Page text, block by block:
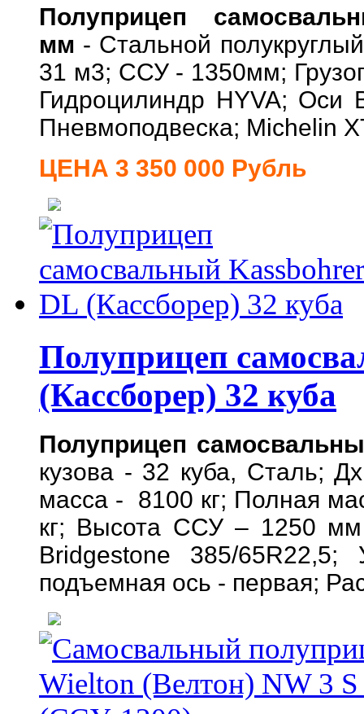
Полуприцеп
мм - Стальной
31 м3; ССУ - 1350мм;
Гидроцилиндр HYVA; Оси
Пневмоподвеска; Michelin
ЦЕНА 3 350 000 Рубль
Полуприцеп
(Кассборер) 32 куба
Полуприцеп
кузова - 32 куба, Сталь;
масса - 8100 кг; Полная
кг; Высота ССУ – 1250
Bridgestone 385/
подъемная ось - первая;